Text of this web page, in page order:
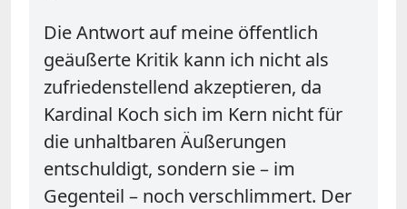
Die Antwort auf meine öffentlich
geäußerte Kritik kann ich nicht als
zufriedenstellend akzeptieren, da
Kardinal Koch sich im Kern nicht für
die unhaltbaren Äußerungen
entschuldigt, sondern sie – im
Gegenteil – noch verschlimmert. Der